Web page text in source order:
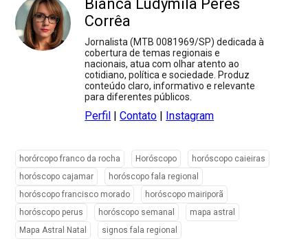
Bianca Ludymila Peres
Corrêa
Jornalista (MTB 0081969/SP) dedicada à
cobertura de temas regionais e
nacionais, atua com olhar atento ao
cotidiano, política e sociedade. Produz
conteúdo claro, informativo e relevante
para diferentes públicos.
Perfil |Contato Instagram
horórcopo franco da rocha Horóscopo
horóscopo caieiras
horóscopo cajamar
horóscopo fala regional
horóscopo francisco morado
horóscopo mairiporã
horóscopo perus
horóscopo semanal
mapa astral
Mapa Astral Natal
signos fala regional